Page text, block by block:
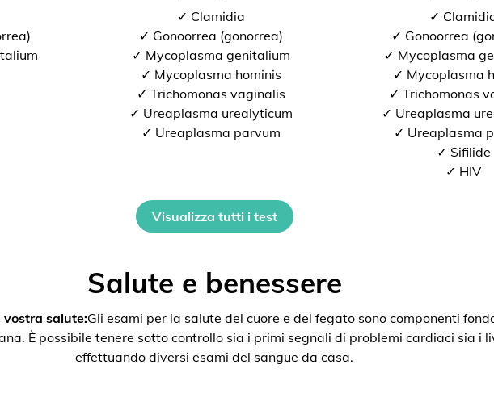
✓ Clamidia
✓ Gonoorrea (gonorrea)
✓ Mycoplasma genitalium
✓ Mycoplasma hominis
✓ Trichomonas vaginalis
✓ Ureaplasma urealyticum
✓ Ureaplasma parvum
✓
✓ Gonoorrea
✓ Mycoplasma
✓ Mycoplasma
✓ Trichomonas
✓ Ureaplasma
✓ Ureaplasma
✓ Sifilide
✓ HIV
Visualizza tutti i test
Salute e benessere
vostra salute:Gli esami per la salute del cuore e del fegato sono componenti
È possibile tenere sotto controllo sia i primi segnali di problemi cardiaci sia i
effettuando diversi esami del sangue da casa.